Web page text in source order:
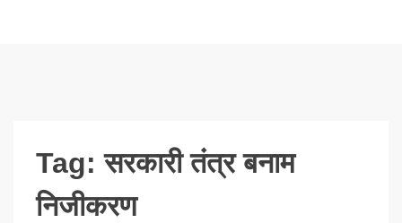
Tag:सरकारी तंत्र बनाम
निजीकरण